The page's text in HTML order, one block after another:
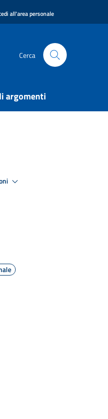
all'area personale
Cerca
argomenti